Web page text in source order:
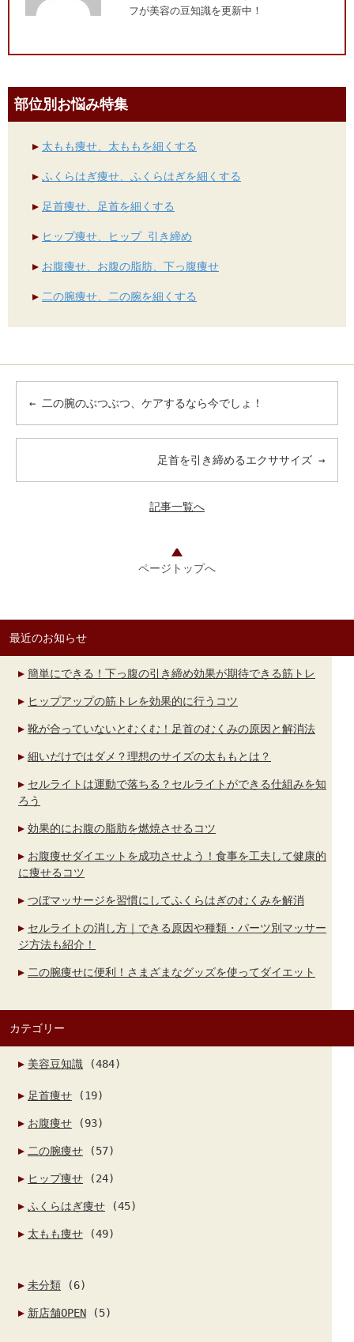
最近のお知らせ
簡単にできる！下っ腹の引き締め効果が期待できる筋トレ
ヒップアップの筋トレを効果的に行うコツ
靴が合っていないとむくむ！足首のむくみの原因と解消法
細いだけではダメ？理想のサイズの太ももとは？
セルライトは運動で落ちる？セルライトができる仕組みを知
ろう
効果的にお腹の脂肪を燃焼させるコツ
お腹痩せダイエットを成功させよう！食事を工夫して健康的
に痩せるコツ
つぼマッサージを習慣にしてふくらはぎのむくみを解消
セルライトの消し方｜できる原因や種類・パーツ別マッサー
ジ方法も紹介！
二の腕痩せに便利！さまざまなグッズを使ってダイエット
カテゴリー
美容豆知識 (484)
足首痩せ (19)
お腹痩せ (93)
二の腕痩せ (57)
ヒップ痩せ (24)
ふくらはぎ痩せ (45)
太もも痩せ (49)
未分類 (6)
新店舗OPEN (5)
フが美容の豆知識を更新中！
部位別お悩み特集
太もも痩せ、太ももを細くする
ふくらはぎ痩せ、ふくらはぎを細くする
足首痩せ、足首を細くする
ヒップ痩せ、ヒップ 引き締め
お腹痩せ、お腹の脂肪、下っ腹痩せ
二の腕痩せ、二の腕を細くする
← 二の腕のぶつぶつ、ケアするなら今でしょ！
足首を引き締めるエクササイズ →
記事一覧へ
ページトップへ